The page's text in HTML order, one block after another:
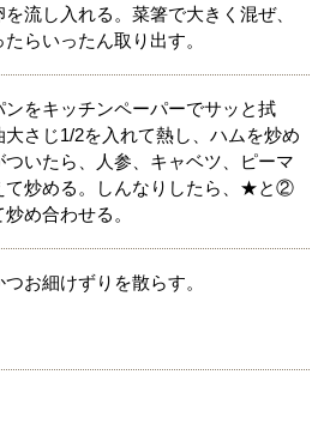
流し入れる。菜箸で大きく混ぜ、
らいったん取り出す。
をキッチンペーパーでサッと拭
大さじ1/2を入れて熱し、ハムを炒め
ついたら、人参、キャベツ、ピーマ
て炒める。しんなりしたら、★と②
め合わせる。
お細けずりを散らす。